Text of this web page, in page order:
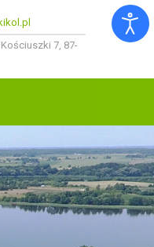
7, 87-